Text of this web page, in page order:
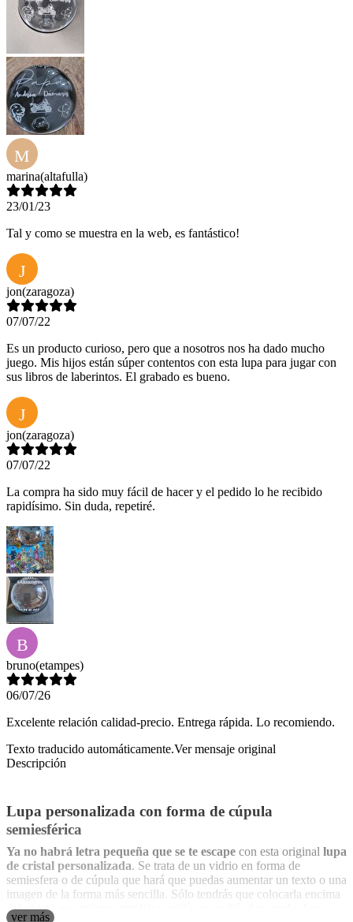
M
marina(altafulla)
23/01/23
Tal y como se muestra en la web, es fantástico!
J
jon(zaragoza)
07/07/22
Es un producto curioso, pero que a nosotros nos ha dado mucho
juego. Mis hijos están súper contentos con esta lupa para jugar con
sus libros de laberintos. El grabado es bueno.
J
jon(zaragoza)
07/07/22
La compra ha sido muy fácil de hacer y el pedido lo he recibido
rapidísimo. Sin duda, repetiré.
B
bruno(etampes)
06/07/26
Excelente relación calidad-precio. Entrega rápida. Lo recomiendo.
Texto traducido automáticamente.Ver mensaje original
Descripción
Lupa personalizada con forma de cúpula
semiesférica
Ya no habrá letra pequeña que se te escape con esta original lupa
de cristal personalizada. Se trata de un vidrio en forma de
semiesfera o de cúpula que hará que puedas aumentar un texto o una
imagen de la forma más sencilla. Sólo tendrás que colocarla encima
del objeto que quieras ampliar y voilà, se acabó el no poder leer o
ver más